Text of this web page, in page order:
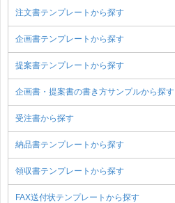
注文書テンプレートから探す
企画書テンプレートから探す
提案書テンプレートから探す
企画書・提案書の書き方サンプルから探す
受注書から探す
納品書テンプレートから探す
領収書テンプレートから探す
FAX送付状テンプレートから探す